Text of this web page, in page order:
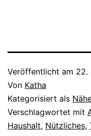
Veröffentlicht am 22.
Von Katha
Kategorisiert als
Verschlagwortet mit
Haushalt, Nützliches,